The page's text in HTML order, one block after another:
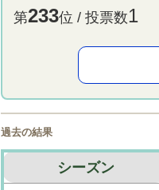
第233位 / 投票数1
過去の結果
シーズン